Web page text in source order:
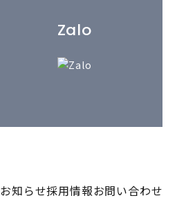
Zalo
お知らせ採用情報お問い合わせ